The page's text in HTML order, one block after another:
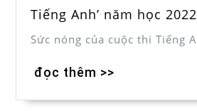
Tiếng Anh’ năm học
Sức nóng của cuộc thi Tiếng
đọc thêm >>